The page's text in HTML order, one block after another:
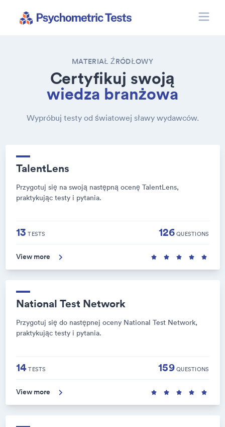
MATERIAŁ ŹRÓDŁOWY
Certyfikuj swoją
wiedza branżowa
Wypróbuj testy od światowej sławy wydawców.
TalentLens
Przygotuj się na swoją następną ocenę TalentLens,
praktykując testy i pytania.
13 TESTS 126QUESTIONS
View more
National Test Network
Przygotuj się do następnej oceny National Test Network,
praktykując testy i pytania.
14TESTS 159QUESTIONS
View more